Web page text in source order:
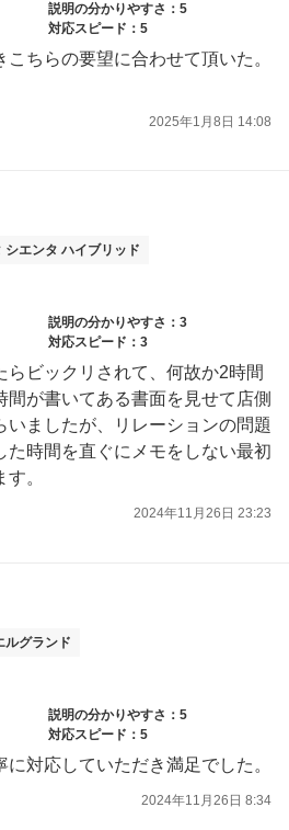
説明の分かりやすさ：5
対応スピード：5
ちらの要望に合わせて頂いた。
2025年1月8日 14:08
エンタ ハイブリッド
説明の分かりやすさ：3
対応スピード：3
らビックリされて、何故か2時間
が書いてある書面を見せて店側
いましたが、リレーションの問題
た時間を直ぐにメモをしない最初
。
2024年11月26日 23:23
ルグランド
説明の分かりやすさ：5
対応スピード：5
対応していただき満足でした。
2024年11月26日 8:34